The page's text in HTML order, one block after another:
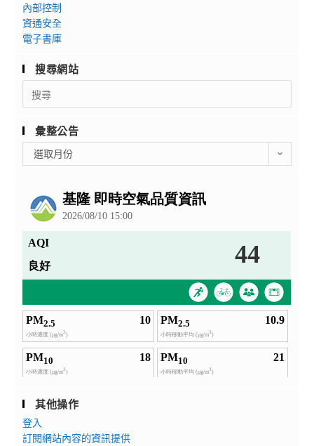
內部控制
資通安全
電子書庫
搜尋網站
Search
for:
彙整公告
整
選取月份
其他操作
登入
訂閱網站內容的資訊提供